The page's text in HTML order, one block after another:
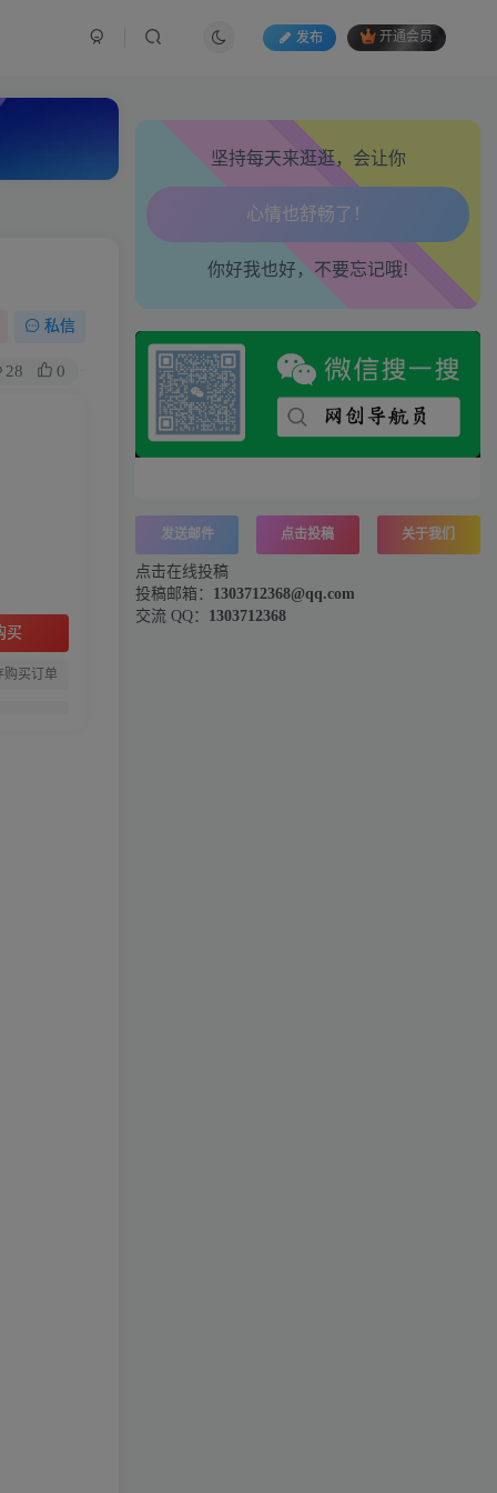
发布 开通会员
私信
28 0
买
购买订单
坚持每天来逛逛，会让你
心情也舒畅了！
走路也有劲了！
腿也不痛了！
腰也不酸了！
你好我也好，不要忘记哦!
发送邮件 点击投稿 关于我们
点击在线投稿
投稿邮箱： 1303712368@qq.com
交流 QQ： 1303712368